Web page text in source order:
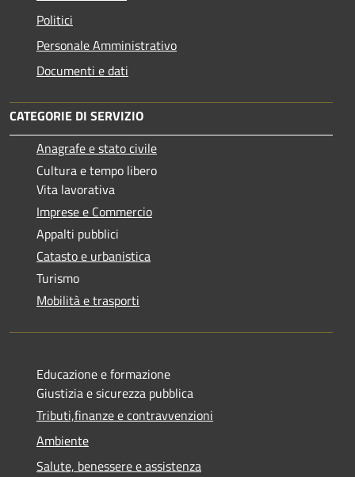
Politici
Personale Amministrativo
Documenti e dati
CATEGORIE DI SERVIZIO
Anagrafe e stato civile
Cultura e tempo libero
Vita lavorativa
Imprese e Commercio
Appalti pubblici
Catasto e urbanistica
Turismo
Mobilità e trasporti
Educazione e formazione
Giustizia e sicurezza pubblica
Tributi,finanze e contravvenzioni
Ambiente
Salute, benessere e assistenza